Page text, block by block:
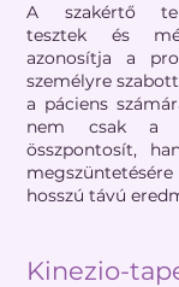
A szakértő
tesztek és
azonosítja a
személyre
a páciens
nem csak a
összpontosít,
hosszú távú
Kinezio-